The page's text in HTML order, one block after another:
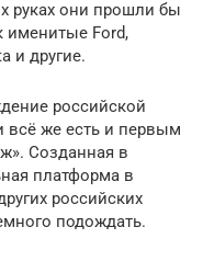
руках они прошли бы
именитые Ford,
и другие.
российской
же есть и первым
Созданная в
платформа в
российских
подождать.